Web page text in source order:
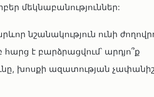
մեկնաբանություններ:
նշանակություն ունի
է բարձրացվում՝ արդյո՞ք
խոսքի ազատության